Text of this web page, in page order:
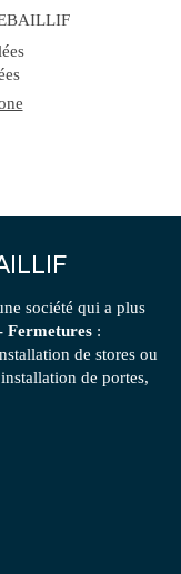
société qui a plus
Fermetures :
de stores ou
de portes,